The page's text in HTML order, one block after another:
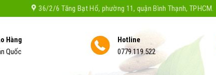
36/2/6 Tăng Bạt Hổ, phường 11, quận Bình Thạnh, TPHCM.
Hàng
Quốc
Hotline
0779.119.522